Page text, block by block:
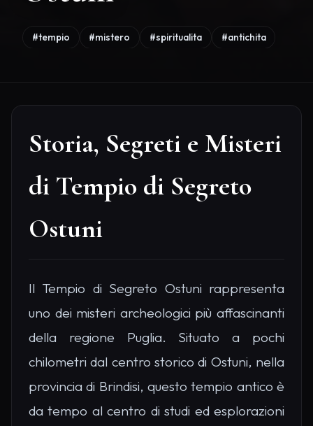
#tempio #mistero #spiritualita #antichita
Storia, Segreti e Misteri
di Tempio di Segreto
Ostuni
Il Tempio di Segreto Ostuni rappresenta
uno dei misteri archeologici più affascinanti
della regione Puglia. Situato a pochi
chilometri dal centro storico di Ostuni, nella
provincia di Brindisi, questo tempio antico è
da tempo al centro di studi ed esplorazioni